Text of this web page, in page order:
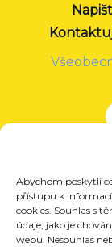
Abychom poskytli
přístupu k
cookies. Souhlas s
údaje, jako je
webu. Nesouhlas